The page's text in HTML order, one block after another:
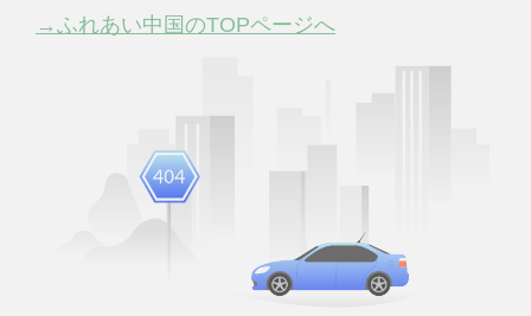
→ふれあい中国のTOPページへ